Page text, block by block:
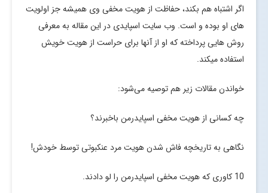
اگر اشتباه هم بکند، حفاظت از هویت مخفی وی همیشه جز اولویت
های او بوده و است. وب سایت اسپایدی در این مقاله به معرفی
روش هایی پرداخته که او از آنها برای حراست از هویت خویش
استفاده میکند.
خواندن مقالات زیر هم توصیه می‌شود:
چه کسانی از هویت مخفی اسپایدرمن باخبرند؟
نگاهی به تاریخچه فاش شدن هویت مرد عنکبوتی توسط خودش!
10 کاوری که هویت مخفی اسپایدرمن را لو دادند.